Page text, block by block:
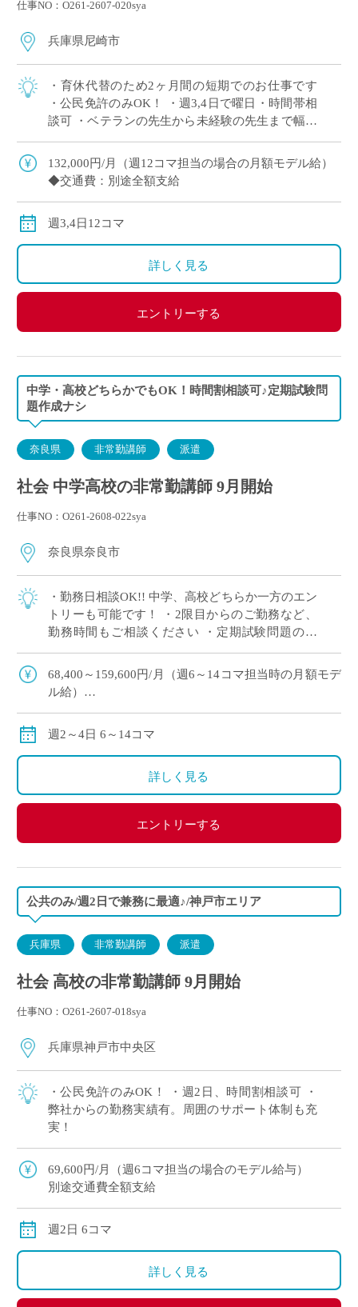
仕事NO：O261-2607-020sya
兵庫県尼崎市
・育休代替のため2ヶ月間の短期でのお仕事です
・公民免許のみOK！ ・週3,4日で曜日・時間帯相
談可 ・ベテランの先生から未経験の先生まで幅広
132,000円/月（週12コマ担当の場合の月額モデル給）
◆交通費：別途全額支給
週3,4日12コマ
詳しく見る
エントリーする
中学・高校どちらかでもOK！時間割相談可♪定期試験問
題作成ナシ
奈良県 非常勤講師 派遣
社会 中学高校の非常勤講師 9月開始
仕事NO：O261-2608-022sya
奈良県奈良市
・勤務日相談OK!! 中学、高校どちらか一方のエン
トリーも可能です！ ・2限目からのご勤務など、
勤務時間もご相談ください ・定期試験問題の作
活動の成績評価となります
68,400～159,600円/月（週6～14コマ担当時の月額モデ
ル給）
よる）
週2～4日 6～14コマ
詳しく見る
エントリーする
公共のみ/週2日で兼務に最適♪/神戸市エリア
兵庫県 非常勤講師 派遣
社会 高校の非常勤講師 9月開始
仕事NO：O261-2607-018sya
兵庫県神戸市中央区
・公民免許のみOK！ ・週2日、時間割相談可 ・
弊社からの勤務実績有。周囲のサポート体制も充
実！
69,600円/月（週6コマ担当の場合のモデル給与）
別途交通費全額支給
週2日 6コマ
詳しく見る